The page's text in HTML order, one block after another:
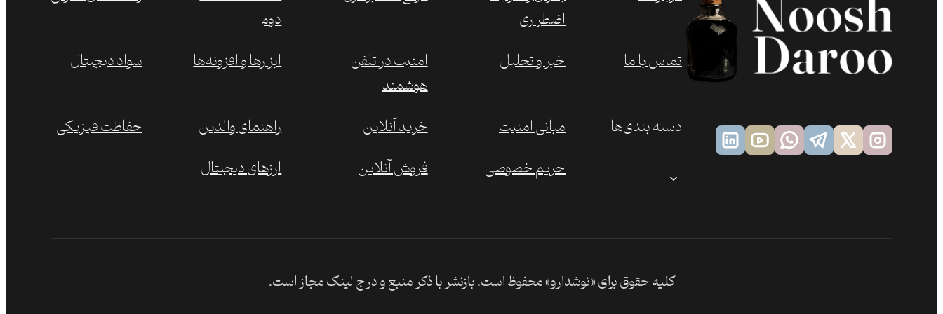
تماس با ما
دسته بندی‌ها
اضطراری
خبر و تحلیل
مبانی امنیت
حریم خصوصی
امنیت در تلفن
هوشمند
خرید آنلاین
فروش آنلاین
دوم
ابزارها و افزونه‌ها
راهنمای والدین
ارزهای دیجیتال
سواد دیجیتال
حفاظت فیزیکی
کلیه حقوق برای «نوشدارو» محفوظ است. بازنشر با ذکر منبع و درج لینک مجاز است.